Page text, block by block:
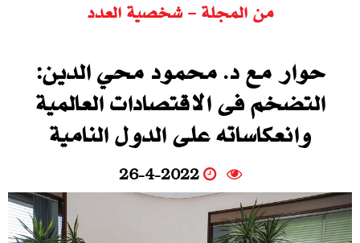
من المجلة - شخصية العدد
حوار مع د. محمود محي الدين:
التضخم فى الاقتصادات العالمية
وانعكاساته على الدول النامية
26-4-2022